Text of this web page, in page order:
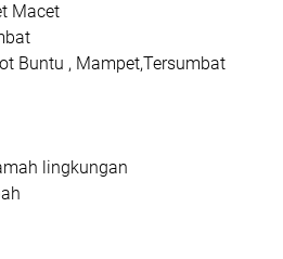
Macet
Buntu , Mampet,Tersumbat
lingkungan